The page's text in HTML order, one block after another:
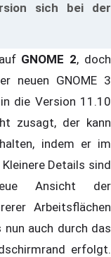
sich bei der
GNOME 2, doch
neuen GNOME 3
die Version 11.10
zusagt, der kann
indem er im
Details sind
Ansicht der
Arbeitsflächen
auch durch das
erfolgt.